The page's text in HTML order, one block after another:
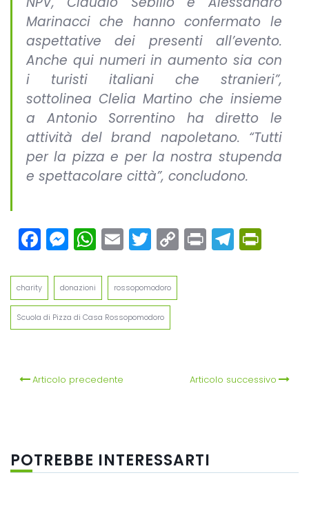
Marinacci che hanno confermato le
aspettative dei presenti all’evento.
Anche qui numeri in aumento sia con
i turisti italiani che stranieri”,
sottolinea Clelia Martino che insieme
a Antonio Sorrentino ha diretto le
attività del brand napoletano. “Tutti
per la pizza e per la nostra stupenda
e spettacolare città”, concludono.
Facebook
Messenger
WhatsApp
EmailTwitter
Copy
Link
Print
charity donazioni rossopomodoro
Scuola di Pizza di Casa Rossopomodoro
Articolo precedente Articolo successivo
POTREBBE INTERESSARTI